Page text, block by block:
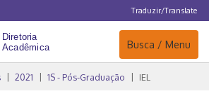
Traduzir/Translate
Navegação
Busca / Menu
2021 1S - Pós-Graduação IEL